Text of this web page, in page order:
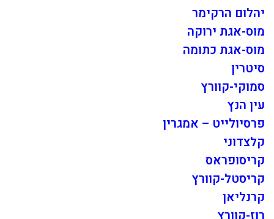
יהלום הרקימר
מוס-אגת ירוקה
מוס-אגת כתומה
סיטרין
סמוקי-קוורץ
עין הנץ
פרסיולייט – אמגרין
קלצדוני
קריסופראס
קריסטל-קוורץ
קרנליאן
רוז-קוורץ